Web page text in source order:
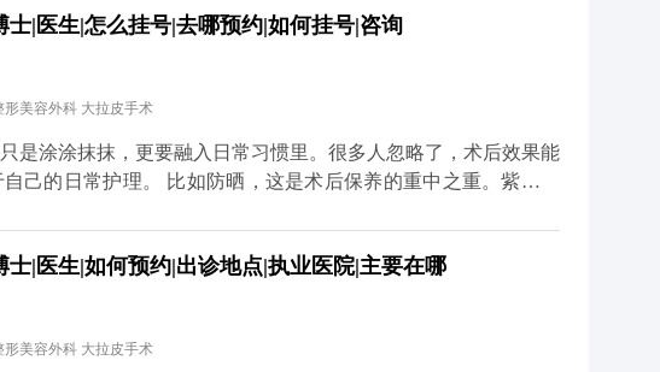
皮松弛，祛眼袋分内路和外路，内路适合单纯脂肪膨出的，外路
更稳妥。先做拉皮把整体轮廓提上来，等面部状态稳定了（大概
，这样最终效果会更协调自然。 想知道更多关于MCR复合提升
（公众号、百家号、小红薯）预约面诊，详细了解。
|医生|怎么挂号|去哪预约|如何挂号|咨询
美容外科 大拉皮手术
是涂涂抹抹，更要融入日常习惯里。很多人忽略了，术后效果能
己的日常护理。 比如防晒，这是术后保养的重中之重。紫外线
果不做好防晒，不仅容易出现色素沉着，还会加速胶原分解，让
发。 另外，表情管理也很关键。虽然术后表情会慢慢恢复自
肤的恢复状态调整保养方案。拉皮从来不是抗衰的终点，只是帮
，后续的健康生活习惯，才是维持年轻态的核心。你对皮肤用
|医生|如何预约|出诊地点|执业医院|主要在哪
美容外科 大拉皮手术